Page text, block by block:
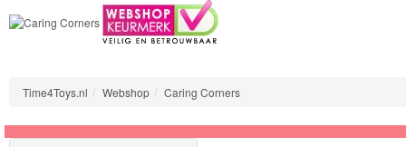
Time4Toys.nl Webshop Caring Corners